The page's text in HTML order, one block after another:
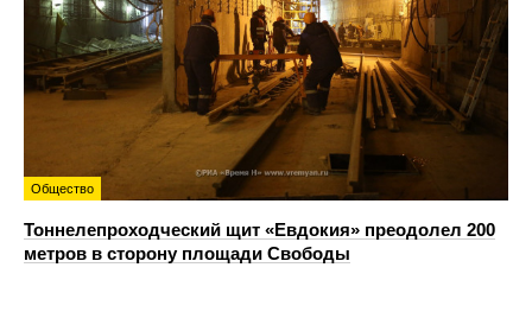
Общество
Тоннелепроходческий щит «Евдокия» преодолел 200
метров в сторону площади Свободы